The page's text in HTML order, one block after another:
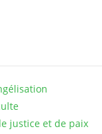
justice et de paix